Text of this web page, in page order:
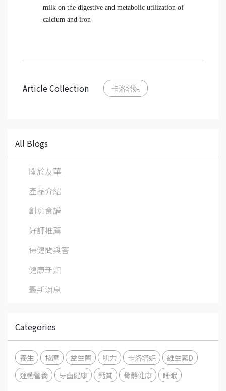
milk on the digestive and metabolic utilization of
calcium and iron
Article Collection 卡洛塔妮
All Blogs
關於友華
產品介紹
創意食譜
好評推薦
保健問與答
健康新知
最新消息
Categories
養生 按摩 益生菌 肌力 卡洛塔妮
維生素D
運動營養
牙齒健康 鈣質 骨骼健康 睡眠